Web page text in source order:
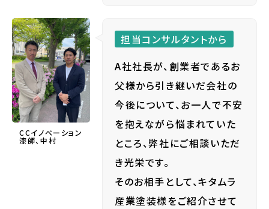
CCイノベーション
漆師、中村
担当コンサルタントから
A社社長が、創業者であるお
父様から引き継いだ会社の
今後について、お一人で不安
を抱えながら悩まれていた
ところ、弊社にご相談いただ
き光栄です。
そのお相手として、キタムラ
産業塗装様をご紹介させて